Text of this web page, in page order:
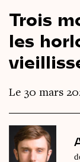
Vidéos &
Trois
les
Le 30 mars